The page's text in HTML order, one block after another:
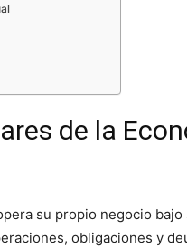
de la
su propio negocio
obligaciones y